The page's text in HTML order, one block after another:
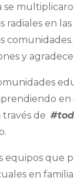
en
y
través de
equipos
en